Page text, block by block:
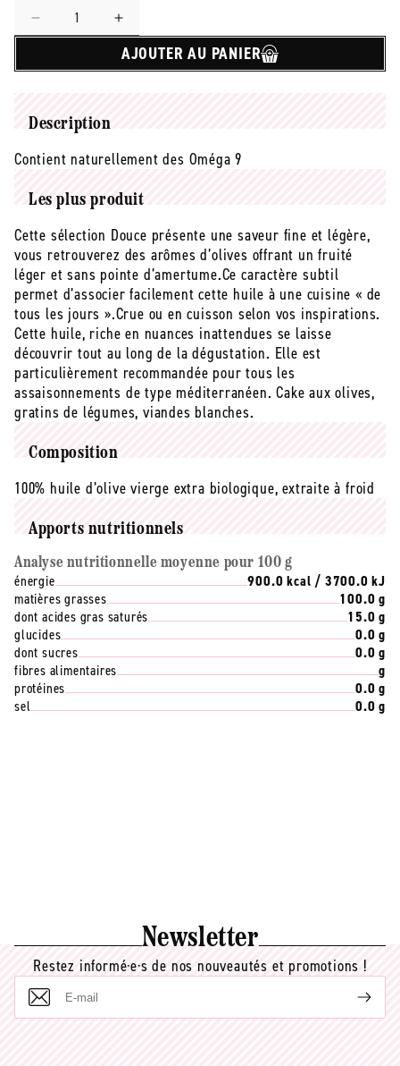
Réduire
Noël
-
d&#39;olive
vierge
extra
douce
bio
(origine
Tunisie)
-
1
l
Augmenter
la
quantité
-
d&#39;olive
extra
douce
bio
(origine
Tunisie)
1
l
AJOUTER AU PANIER
Description
Contient naturellement des Oméga 9
Les plus produit
Cette sélection Douce présente une saveur fine et légère,
vous retrouverez des arômes d’olives offrant un fruité
léger et sans pointe d’amertume.Ce caractère subtil
permet d’associer facilement cette huile à une cuisine « de
tous les jours ».Crue ou en cuisson selon vos inspirations.
Cette huile, riche en nuances inattendues se laisse
découvrir tout au long de la dégustation. Elle est
particulièrement recommandée pour tous les
assaisonnements de type méditerranéen. Cake aux olives,
gratins de légumes, viandes blanches.
Composition
100% huile d’olive vierge extra biologique, extraite à froid
Apports nutritionnels
Analyse nutritionnelle moyenne pour 100 g
énergie
900.0 kcal / 3700.0 kJ
matières grasses
100.0 g
dont acides gras saturés
15.0 g
glucides
0.0 g
dont sucres
0.0 g
fibres alimentaires
g
protéines
0.0 g
sel
0.0 g
Newsletter
Restez informé·e·s de nos nouveautés et promotions !
E-